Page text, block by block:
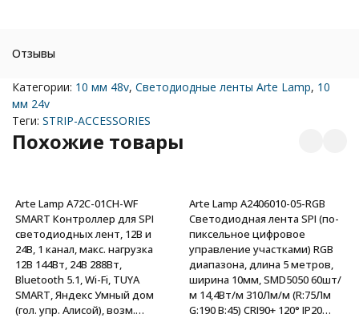
Отзывы
Категории: 10 мм 48v, Светодиодные ленты Arte Lamp, 10
мм 24v
Теги: STRIP-ACCESSORIES
Похожие товары
Arte Lamp A72C-01CH-WF
SMART Контроллер для SPI
светодиодных лент, 12В и
24В, 1 канал, макс. нагрузка
12В 144Вт, 24В 288Вт,
Bluetooth 5.1, Wi-Fi, TUYA
SMART, Яндекс Умный дом
(гол. упр. Алисой), возм.
Arte Lamp A2406010-05-RGB
Светодиодная лента SPI (по-
пиксельное цифровое
управление участками) RGB
диапазона, длина 5 метров,
ширина 10мм, SMD5050 60шт/
м 14,4Вт/м 310Лм/м (R:75Лм
G:190 B:45) CRI90+ 120° IP20